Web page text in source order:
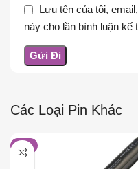
Lưu tên của tôi,
này cho lần bình luận kế
Các Loại Pin Khác
-4%